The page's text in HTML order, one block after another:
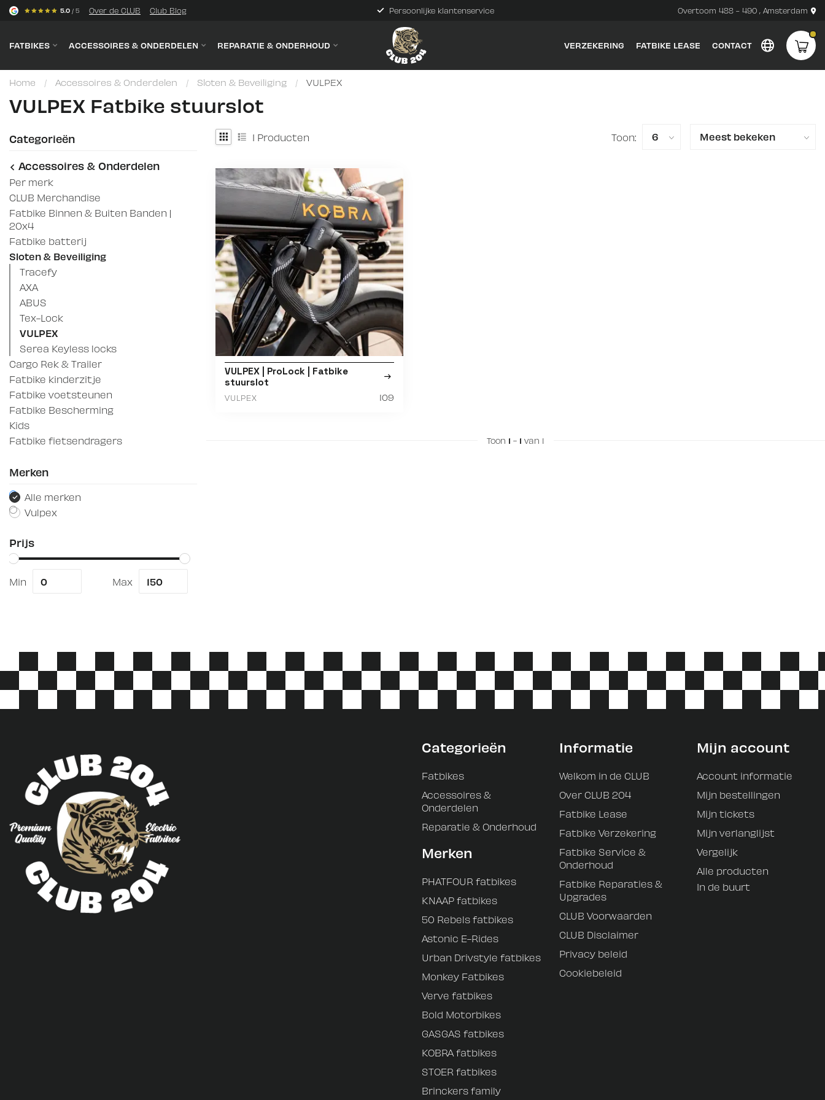
5.0 / 5 Over de CLUB Club Blog Persoonlijke klantenservice Overtoom 488 - 490 , Amsterdam
FATBIKES ACCESSOIRES & ONDERDELEN REPARATIE & ONDERHOUD VERZEKERING FATBIKE LEASE CONTACT
Home / Accessoires & Onderdelen / Sloten & Beveiliging / VULPEX
VULPEX Fatbike stuurslot
Categorieën
Accessoires & Onderdelen
Per merk
CLUB Merchandise
Fatbike Binnen & Buiten Banden |
20x4
Fatbike batterij
Sloten & Beveiliging
Tracefy
AXA
ABUS
Tex-Lock
VULPEX
Serea Keyless locks
Cargo Rek & Trailer
Fatbike kinderzitje
Fatbike voetsteunen
Fatbike Bescherming
Kids
Fatbike fietsendragers
Merken
Alle merken
Vulpex
Prijs
Min Max
1 Producten Toon:
VULPEX | ProLock | Fatbike
stuurslot
VULPEX 109
Toon 1 - 1 van 1
Categorieën
Fatbikes
Accessoires &
Onderdelen
Reparatie & Onderhoud
Merken
PHATFOUR fatbikes
KNAAP fatbikes
50 Rebels fatbikes
Astonic E-Rides
Urban Drivstyle fatbikes
Monkey Fatbikes
Verve fatbikes
Bold Motorbikes
GASGAS fatbikes
KOBRA fatbikes
STOER fatbikes
Brinckers family
Informatie
Welkom in de CLUB
Over CLUB 204
Fatbike Lease
Fatbike Verzekering
Fatbike Service &
Onderhoud
Fatbike Reparaties &
Upgrades
CLUB Voorwaarden
CLUB Disclaimer
Privacy beleid
Cookiebeleid
Mijn account
Account informatie
Mijn bestellingen
Mijn tickets
Mijn verlanglijst
Vergelijk
Alle producten
In de buurt